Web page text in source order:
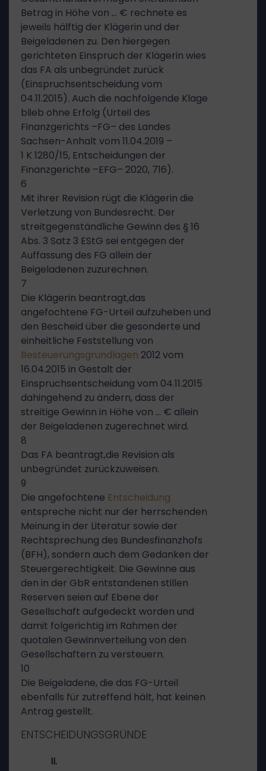
Betrag in Höhe von … € rechnete es
jeweils hälftig der Klägerin und der
Beigeladenen zu. Den hiergegen
gerichteten Einspruch der Klägerin wies
das FA als unbegründet zurück
(Einspruchsentscheidung vom
04.11.2015). Auch die nachfolgende Klage
blieb ohne Erfolg (Urteil des
Finanzgerichts –FG– des Landes
Sachsen-Anhalt vom 11.04.2019 –
1 K 1280/15, Entscheidungen der
Finanzgerichte –EFG– 2020, 716).
6
Mit ihrer Revision rügt die Klägerin die
Verletzung von Bundesrecht. Der
streitgegenständliche Gewinn des § 16
Abs. 3 Satz 3 EStG sei entgegen der
Auffassung des FG allein der
Beigeladenen zuzurechnen.
7
Die Klägerin beantragt,das
angefochtene FG-Urteil aufzuheben und
den Bescheid über die gesonderte und
einheitliche Feststellung von
Besteuerungsgrundlagen 2012 vom
16.04.2015 in Gestalt der
Einspruchsentscheidung vom 04.11.2015
dahingehend zu ändern, dass der
streitige Gewinn in Höhe von … € allein
der Beigeladenen zugerechnet wird.
8
Das FA beantragt,die Revision als
unbegründet zurückzuweisen.
9
Die angefochtene Entscheidung
entspreche nicht nur der herrschenden
Meinung in der Literatur sowie der
Rechtsprechung des Bundesfinanzhofs
(BFH), sondern auch dem Gedanken der
Steuergerechtigkeit. Die Gewinne aus
den in der GbR entstandenen stillen
Reserven seien auf Ebene der
Gesellschaft aufgedeckt worden und
damit folgerichtig im Rahmen der
quotalen Gewinnverteilung von den
Gesellschaftern zu versteuern.
10
Die Beigeladene, die das FG-Urteil
ebenfalls für zutreffend hält, hat keinen
Antrag gestellt.
ENTSCHEIDUNGSGRÜNDE
II.